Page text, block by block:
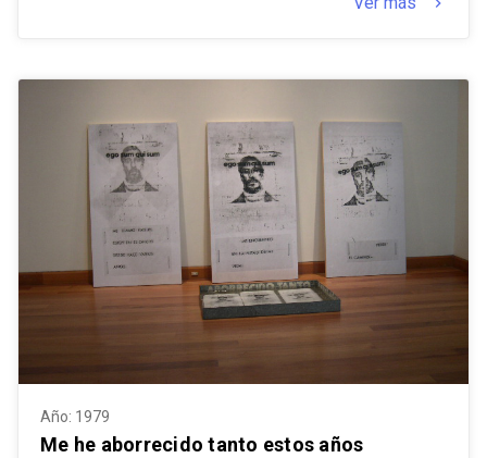
keyboard_arrow_right
Año: 1979
Me he aborrecido tanto estos años